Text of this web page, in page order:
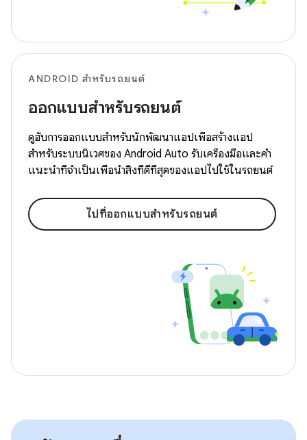
ANDROID สำหรับรถยนต์
ออกแบบสำหรับรถยนต์
ดูฮับการออกแบบสำหรับนักพัฒนาแอปเพื่อสร้างแอป
สำหรับระบบนิเวศของ Android Auto รับเครื่องมือและคำ
แนะนำที่จำเป็นเพื่อนำสิ่งที่ดีที่สุดของแอปไปใช้ในรถยนต์
ไปที่ออกแบบสำหรับรถยนต์